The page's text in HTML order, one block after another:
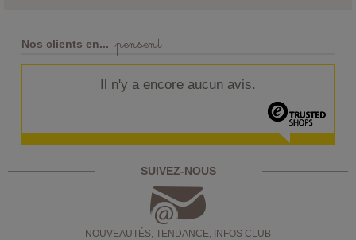
Nos clients en... pensent
Il n'y a encore aucun avis.
SUIVEZ-NOUS
NOUVEAUTÉS, TENDANCE, INFOS CLUB